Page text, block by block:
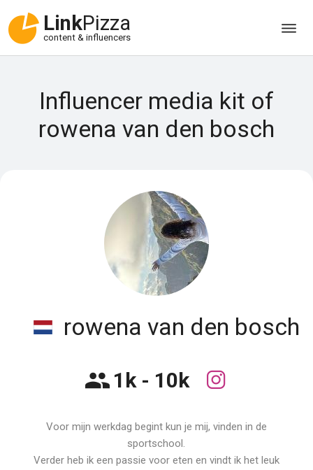
LinkPizza
content & influencers
Influencer media kit of
rowena van den bosch
rowena van den bosch
1k - 10k
Voor mijn werkdag begint kun je mij, vinden in de
sportschool.
Verder heb ik een passie voor eten en vindt ik het leuk